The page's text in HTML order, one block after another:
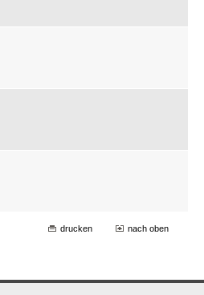
drucken nach oben